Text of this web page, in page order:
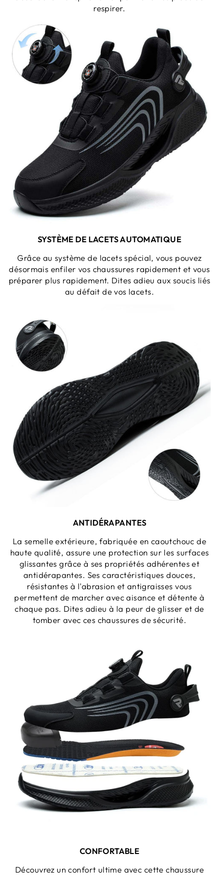
respirer.
SYSTÈME DE LACETS AUTOMATIQUE
Grâce au système de lacets spécial, vous pouvez
désormais enfiler vos chaussures rapidement et vous
préparer plus rapidement. Dites adieu aux soucis liés
au défait de vos lacets.
ANTIDÉRAPANTES
La semelle extérieure, fabriquée en caoutchouc de
haute qualité, assure une protection sur les surfaces
glissantes grâce à ses propriétés adhérentes et
antidérapantes. Ses caractéristiques douces,
résistantes à l'abrasion et antigraisses vous
permettent de marcher avec aisance et détente à
chaque pas. Dites adieu à la peur de glisser et de
tomber avec ces chaussures de sécurité.
CONFORTABLE
Découvrez un confort ultime avec cette chaussure